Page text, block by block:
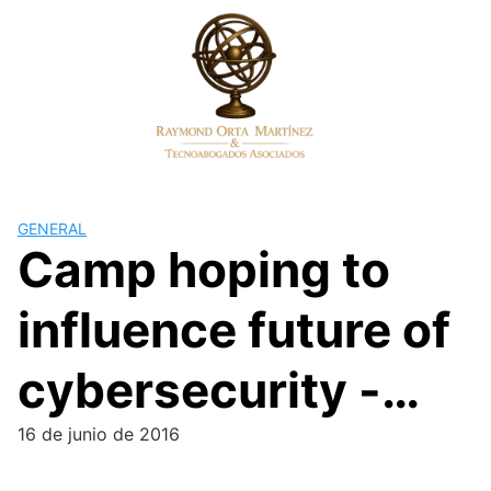
GENERAL
Camp hoping to
influence future of
cybersecurity -…
16 de junio de 2016